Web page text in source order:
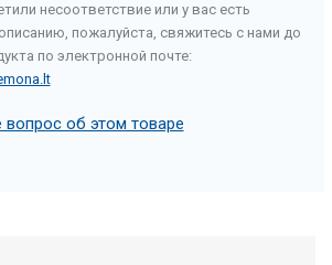
несоответствие или у вас есть
пожалуйста, свяжитесь с нами до
по электронной почте:
вопрос об этом товаре